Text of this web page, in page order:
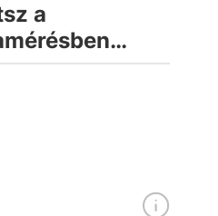
a
8. osztály